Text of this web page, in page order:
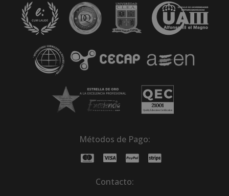
Métodos de Pago:
Contacto: